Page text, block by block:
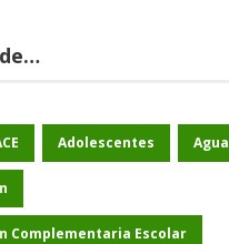
Adolescentes Agua
Complementaria Escolar